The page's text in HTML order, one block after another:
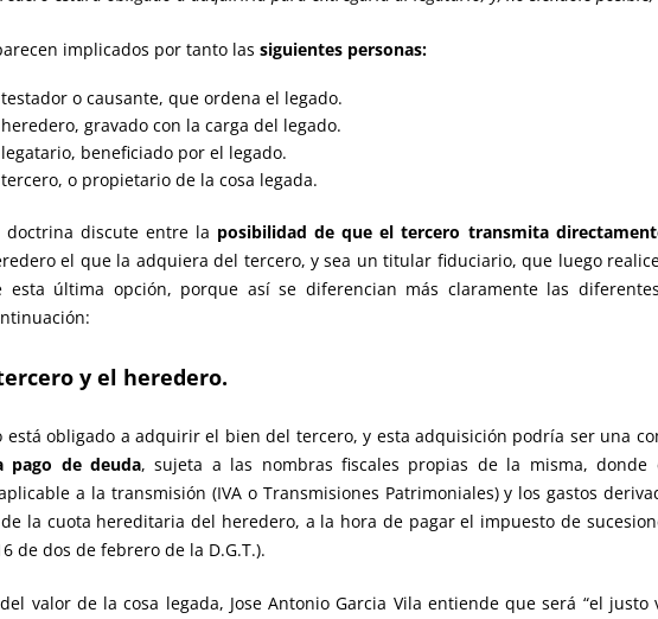
implicados por tanto las siguientes personas:
testador o causante, que ordena el legado.
heredero, gravado con la carga del legado.
legatario, beneficiado por el legado.
tercero, o propietario de la cosa legada.
doctrina discute entre la posibilidad de que el tercero transmita
el que la adquiera del tercero, y sea un titular fiduciario, que luego
esta última opción, porque así se diferencian más claramente las
y el heredero.
está obligado a adquirir el bien del tercero, y esta adquisición podría ser una
pago de deuda, sujeta a las nombras fiscales propias de la misma,
a la transmisión (IVA o Transmisiones Patrimoniales) y los gastos
la cuota hereditaria del heredero, a la hora de pagar el impuesto de
de dos de febrero de la D.G.T.).
valor de la cosa legada, Jose Antonio Garcia Vila entiende que será “el justo